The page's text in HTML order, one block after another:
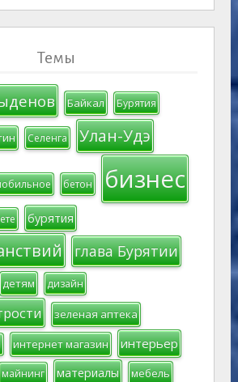
Темы
Байкал Бурятия
Селенга Улан-Удэ
бетон бизнес
бурятия
глава Бурятии
детям дизайн
зеленая аптека
интернет магазин интерьер
майнинг материалы мебель